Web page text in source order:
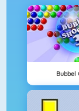
Bubbel